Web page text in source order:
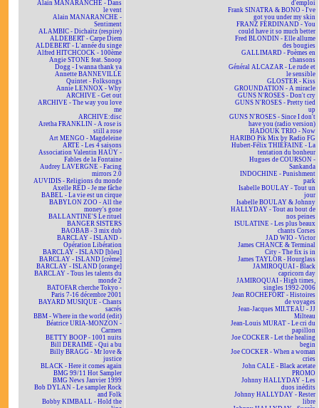
Alain MANARANCHE - Dans
le vent
Alain MANARANCHE -
Sentiment
ALAMBIC - Dichaïtz (respire)
ALDEBERT - Carpe Diem
ALDEBERT - L'année du singe
Alfred HITCHCOCK - 100ème
Angie STONE feat. Snoop
Dogg - I wanna thank ya
Annette BANNEVILLE
Quintet - Folksongs
Annie LENNOX - Why
ARCHIVE - Get out
ARCHIVE - The way you love
me
ARCHIVE:disc
Aretha FRANKLIN - A rose is
still a rose
Art MENGO - Magdeleine
ARTE - Les 4 saisons
Association Valentin HAÜY -
Fables de la Fontaine
Audrey LAVERGNE - Facing
mirrors 2.0
AUVIDIS - Religions du monde
Axelle RED - Je me fâche
BABEL - La vie est un cirque
BABYLON ZOO - All the
money's gone
BALLANTINE'S Le rituel
BANGER SISTERS
BAOBAB - 3 mix dub
BARCLAY - ISLAND -
Opération Libération
BARCLAY - ISLAND [bleu]
BARCLAY - ISLAND [crème]
BARCLAY - ISLAND [orange]
BARCLAY - Tous les talents du
monde 2
BATOFAR cherche Tokyo -
Paris 7-16 décembre 2001
BAYARD MUSIQUE - Chants
sacrés
BBM - Where in the world (edit)
Béatrice URIA-MONZON -
Carmen
BETTY BOOP - 1001 nuits
Bill DERAIME - Qui a bu
Billy BRAGG - Mr love &
justice
BLACK - Here it comes again
BMG 99/11 Hot Sampler
BMG News Janvier 1999
Bob DYLAN - Le sampler Rock
and Folk
Bobby KIMBALL - Hold the
d'emploi
Frank SINATRA & BONO - I've
got you under my skin
FRANZ FERDINAND - You
could have it so much better
Fred BLONDIN - Elle allume
des bougies
GALLIMARD - Poèmes en
chansons
Général ALCAZAR - Le rude et
le sensible
GLOSTER - Kiss
GROUNDATION - A miracle
GUNS N'ROSES - Don't cry
GUNS N'ROSES - Pretty tied
up
GUNS N'ROSES - Since I don't
have you (radio version)
HADOUK TRIO - Now
HARIBO Pik Mix by Radio FG
Hubert-Félix THIÉFAINE - La
tentation du bonheur
Hugues de COURSON -
Sankanda
INDOCHINE - Punishment
park
Isabelle BOULAY - Tout un
jour
Isabelle BOULAY & Johnny
HALLYDAY - Tout au bout de
nos peines
ISULATINE - Les plus beaux
chants Corses
JAD WIO - Victor
James CHANCE & Terminal
City - The fix is in
James TAYLOR - Hourglass
JAMIROQUAI - Black
capricorn day
JAMIROQUAI - High times,
singles 1992-2006
Jean ROCHEFORT - Histoires
de voyages
Jean-Jacques MILTEAU - JJ
Milteau
Jean-Louis MURAT - Le cri du
papillon
Joe COCKER - Let the healing
begin
Joe COCKER - When a woman
cries
John CALE - Black acetate
PROMO
Johnny HALLYDAY - Les
duos inédits
Johnny HALLYDAY - Rester
libre